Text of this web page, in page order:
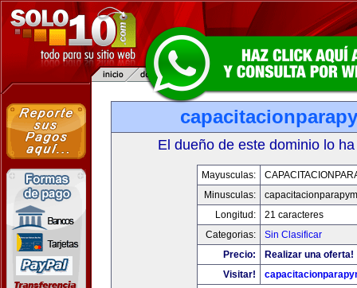
El dueño de este dominio lo
Mayusculas:
Minusculas:
Longitud:
21 caracteres
Categorias:
Sin Clasificar
Precio:
Realizar una oferta!
Visitar!